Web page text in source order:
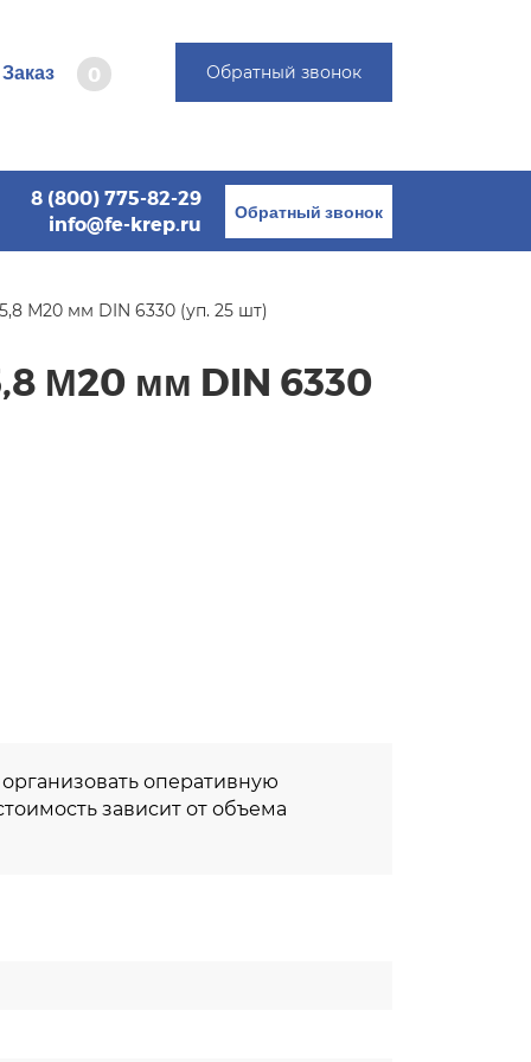
Заказ 0 Обратный звонок
8 (800) 775-82-29
info@fe-krep.ru
Обратный звонок
М20 мм DIN 6330 (уп. 25 шт)
М20 мм DIN 6330
оперативную
зависит от объема